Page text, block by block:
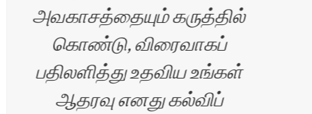
அவகாசத்தையும் கருத்தில்
கொண்டு, விரைவாகப்
பதிலளித்து உதவிய உங்கள்
ஆதரவு எனது கல்விப்